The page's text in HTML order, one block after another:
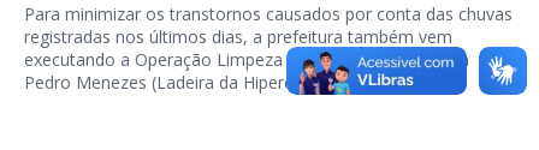
Para minimizar os transtornos causados por conta das chuvas
registradas nos últimos dias, a prefeitura também vem
executando a Operação Limpeza nas ruas, a exemplo da
Pedro Menezes (Ladeira da Hipercola).